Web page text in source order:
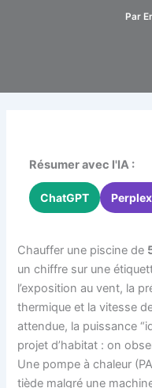
Par
Résumer avec l'IA :
ChatGPT
Chauffer une piscine de
un chiffre sur une
l’exposition au vent, la
thermique et la vitesse
attendue, la puissance
projet d’habitat : on
Une pompe à chaleur
tiède malgré une